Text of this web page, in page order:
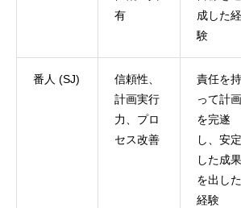
有
成した経
験
番人 (SJ)
信頼性、
計画実行
力、プロ
セス改善
責任を持
って計画
を完遂
し、安定
した成果
を出した
経験